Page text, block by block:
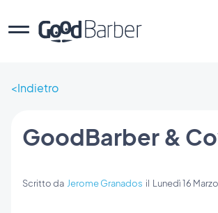
Indietro
GoodBarber &
Scritto da Jerome Granados il Lunedì 16